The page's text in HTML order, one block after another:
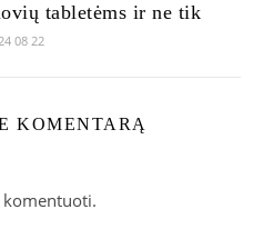
tabletėms ir ne tik
08 22
KOMENTARĄ